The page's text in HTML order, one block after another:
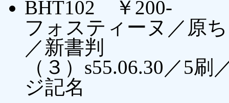
BHT102 ￥200-
フォスティーヌ／原
／新書判
（３）s55.06.30／5
ジ記名